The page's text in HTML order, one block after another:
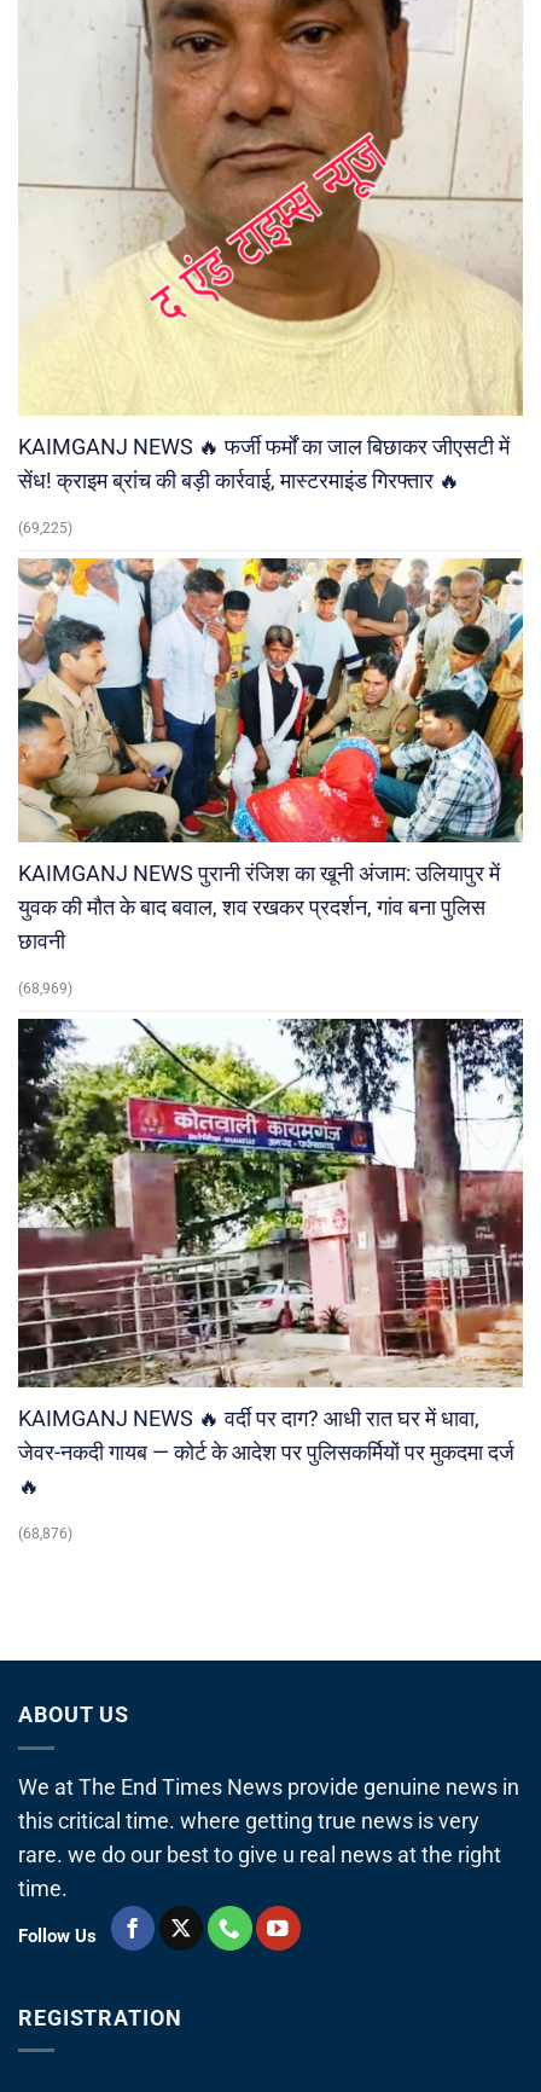
KAIMGANJ NEWS 🔥 फर्जी फर्मों का जाल बिछाकर जीएसटी में
सेंध! क्राइम ब्रांच की बड़ी कार्रवाई, मास्टरमाइंड गिरफ्तार 🔥
(69,225)
KAIMGANJ NEWS पुरानी रंजिश का खूनी अंजाम: उलियापुर में
युवक की मौत के बाद बवाल, शव रखकर प्रदर्शन, गांव बना पुलिस
छावनी
(68,969)
KAIMGANJ NEWS 🔥 वर्दी पर दाग? आधी रात घर में धावा,
जेवर-नकदी गायब — कोर्ट के आदेश पर पुलिसकर्मियों पर मुकदमा दर्ज
🔥
(68,876)
ABOUT US
We at The End Times News provide genuine news in
this critical time. where getting true news is very
rare. we do our best to give u real news at the right
time.
Follow Us
REGISTRATION